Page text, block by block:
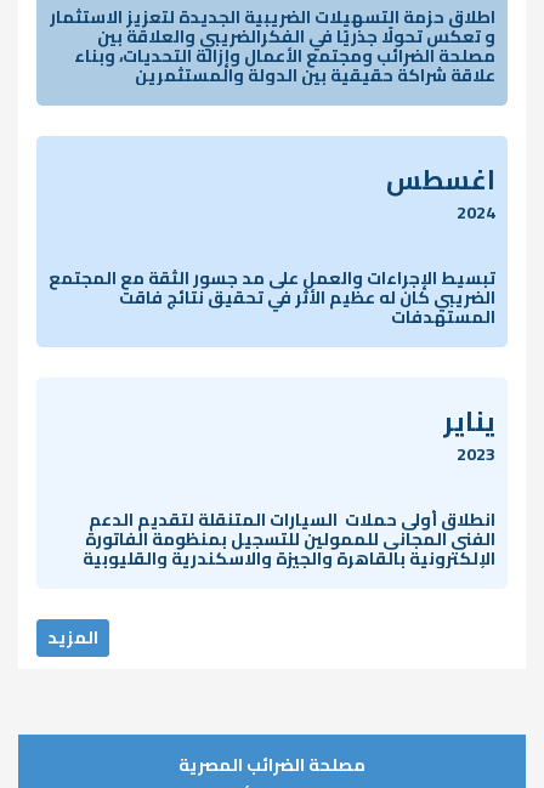
اطلاق حزمة التسهيلات الضريبية الجديدة لتعزيز الاستثمار
و تعكس تحولًا جذريًا في الفكرالضريبي والعلاقة بين
مصلحة الضرائب ومجتمع الأعمال وإزالة التحديات، وبناء
علاقة شراكة حقيقية بين الدولة والمستثمرين
اغسطس
2024
تبسيط الإجراءات والعمل على مد جسور الثقة مع المجتمع
الضريبي كان له عظيم الأثر في تحقيق نتائج فاقت
المستهدفات
يناير
2023
انطلاق أولى حملات السيارات المتنقلة لتقديم الدعم
الفنى المجانى للممولين للتسجيل بمنظومة الفاتورة
الإلكترونية بالقاهرة والجيزة والاسكندرية والقليوبية
المزيد
مصلحة الضرائب المصرية